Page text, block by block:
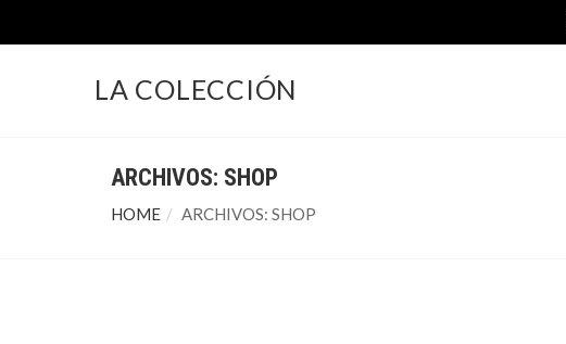
LA COLECCIÓN
ARCHIVOS: SHOP
HOME ARCHIVOS: SHOP